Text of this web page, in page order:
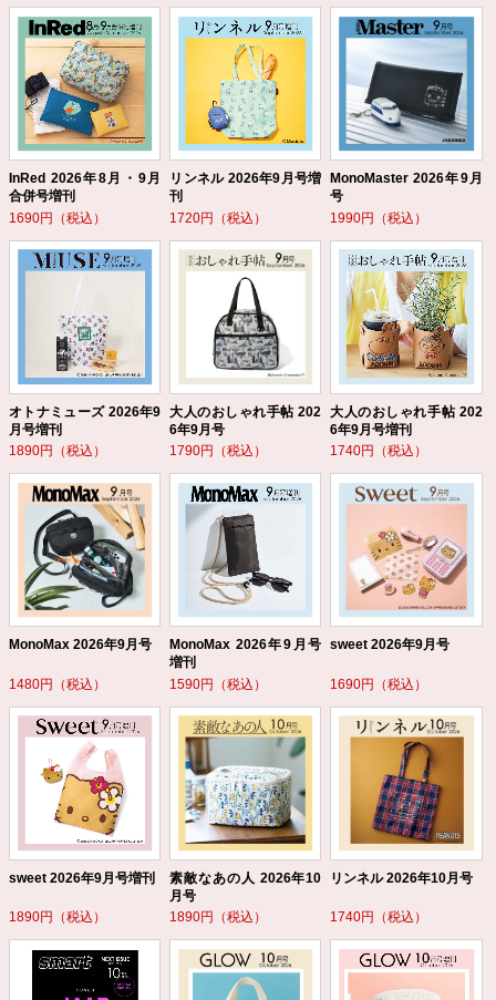
InRed 2026年8月・9月
合併号増刊
1690円（税込）
リンネル 2026年9月号増
刊
1720円（税込）
MonoMaster 2026年9月
号
1990円（税込）
オトナミューズ 2026年9
月号増刊
1890円（税込）
大人のおしゃれ手帖 202
6年9月号
1790円（税込）
大人のおしゃれ手帖 202
6年9月号増刊
1740円（税込）
MonoMax 2026年9月号
1480円（税込）
MonoMax 2026年9月号
増刊
1590円（税込）
sweet 2026年9月号
1690円（税込）
sweet 2026年9月号増刊
1890円（税込）
素敵なあの人 2026年10
月号
1890円（税込）
リンネル 2026年10月号
1740円（税込）